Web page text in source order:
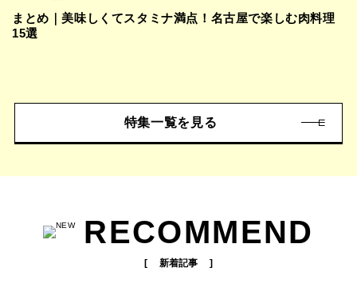
まとめ｜美味しくてスタミナ満点！名古屋で楽しむ肉料理
15選
特集一覧を見る
RECOMMEND
新着記事